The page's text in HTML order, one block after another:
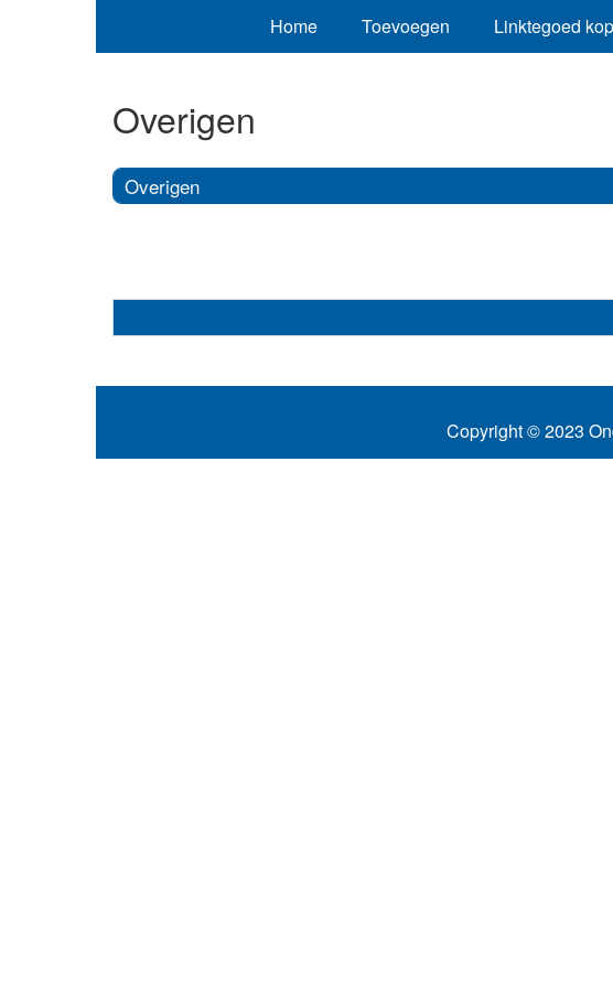
Home Toevoegen Linktegoed
Overigen
Overigen
Copyright © 2023